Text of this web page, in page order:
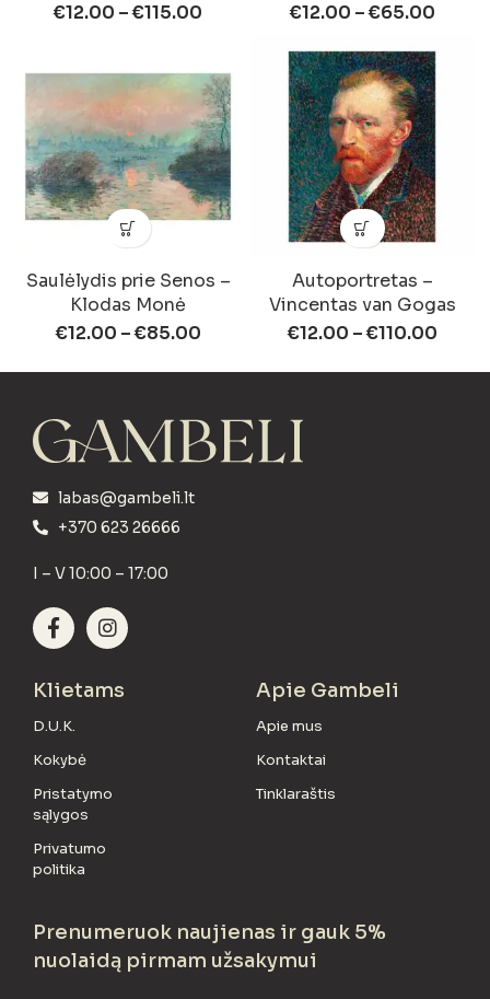
€12.00 –€115.00
€12.00 –€65.00
Saulėlydis prie Senos –
Klodas Monė
€12.00 –€85.00
Autoportretas –
Vincentas van Gogas
€12.00 –€110.00
labas@gambeli.lt
+370 623 26666
I – V 10:00 – 17:00
Klietams
D.U.K.
Kokybė
Pristatymo
sąlygos
Privatumo
politika
Apie Gambeli
Apie mus
Kontaktai
Tinklaraštis
Prenumeruok naujienas ir gauk 5%
nuolaidą pirmam užsakymui